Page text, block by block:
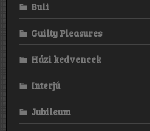
Buli
Guilty Pleasures
Házi kedvencek
Interjú
Jubileum